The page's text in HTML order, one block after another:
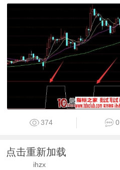
374 0
点击重新加载
ihzx